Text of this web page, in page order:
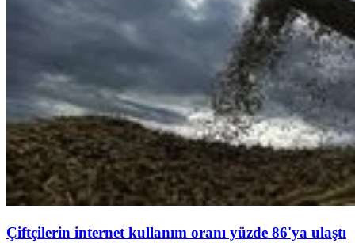
Çiftçilerin internet kullanım oranı yüzde 86'ya ulaştı